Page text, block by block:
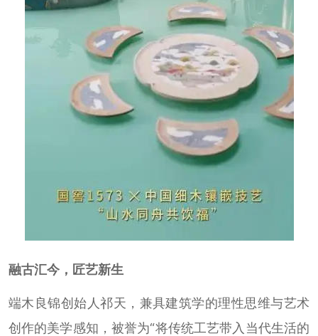
融古汇今，匠艺新生
端木良锦创始人祁天，兼具建筑学的理性思维与艺术
创作的美学感知，被誉为“将传统工艺带入当代生活的